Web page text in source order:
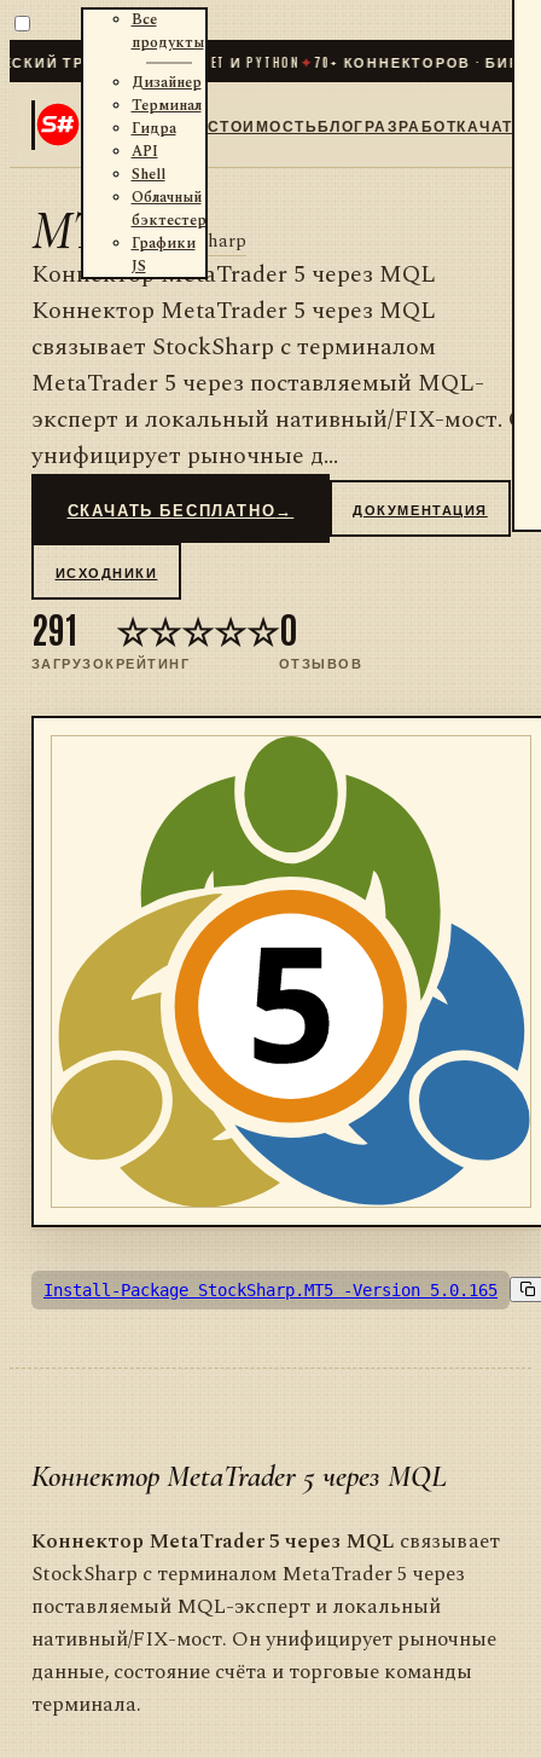
ТРЕЙДИНГ ДЛЯ .NET И PYTHON✦ 70+ КОННЕКТОРОВ · БИРЖИ
Все
продукты
Дизайнер
Терминал
Гидра
API
Shell
Облачный
бэктестер
Графики
JS
СТОИМОСТЬБЛОГРАЗРАБОТКАЧАТ
MT 5отStockSharp
Коннектор MetaTrader 5 через MQL
Коннектор MetaTrader 5 через MQL
связывает StockSharp с терминалом
MetaTrader 5 через поставляемый MQL-
эксперт и локальный нативный/FIX-мост. Он
унифицирует рыночные д...
СКАЧАТЬ БЕСПЛАТНО → ДОКУМЕНТАЦИЯ
ИСХОДНИКИ
291
ЗАГРУЗОК
☆☆☆☆☆
РЕЙТИНГ
0
ОТЗЫВОВ
Install-Package StockSharp.MT5 -Version 5.0.165
Коннектор MetaTrader 5 через MQL
Коннектор MetaTrader 5 через MQL связывает
StockSharp с терминалом MetaTrader 5 через
поставляемый MQL-эксперт и локальный
нативный/FIX-мост. Он унифицирует рыночные
данные, состояние счёта и торговые команды
терминала.